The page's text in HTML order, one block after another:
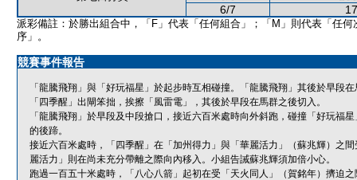
6/7
派彩備註：於勝出組合中，「F」代表「任何組合」；「M」則代表「任何
序」。
競賽事件報告
「龍騰飛翔」與「好玩福星」於起步時互相碰撞。「龍騰飛翔」其後於早段
「四季醒」出閘笨拙，挨擦「風雷電」，其後於早段在馬群之後切入。
「龍騰飛翔」於早段及中段搶口，接近六百米處時向外斜跑，碰撞「好玩福
的後蹄。
接近六百米處時，「四季醒」在「加州得力」與「華麗活力」（蘇兆輝）之
麗活力」則在尚未充分帶離之際向內移入。小組告誡蘇兆輝須加倍小心。
跑過一百五十米處時，「八心八箭」起初在受「天火同人」（賀銘年）擠迫